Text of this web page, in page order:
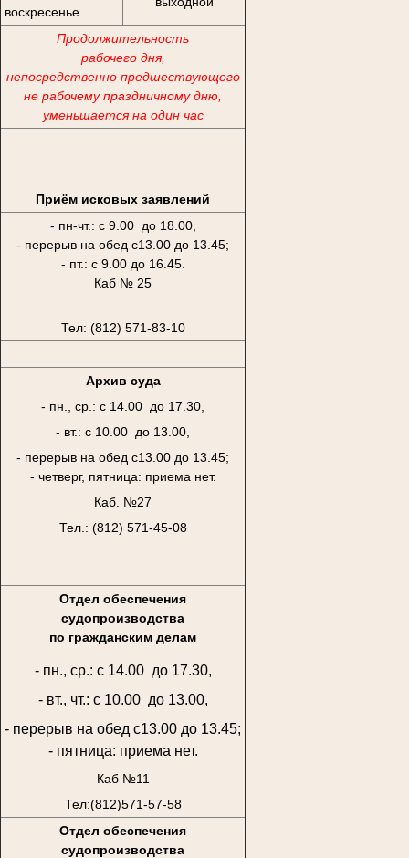
воскресенье
Продолжительность
рабочего дня,
непосредственно предшествующего
не рабочему праздничному дню,
уменьшается на один час
Приём исковых заявлений
- пн-чт.: с 9.00 до 18.00,
- перерыв на обед с13.00 до 13.45;
- пт.: с 9.00 до 16.45.
Каб № 25
Тел: (812) 571-83-10
Архив суда
- пн., ср.: с 14.00 до 17.30,
- вт.: с 10.00 до 13.00,
- перерыв на обед с13.00 до 13.45;
- четверг, пятница: приема нет.
Каб. №27
Тел.: (812) 571-45-08
Отдел обеспечения
судопроизводства
по гражданским делам
- пн., ср.: с 14.00 до 17.30,
- вт., чт.: с 10.00 до 13.00,
- перерыв на обед с13.00 до 13.45;
- пятница: приема нет.
Каб №11
Тел:(812)571-57-58
Отдел обеспечения
судопроизводства